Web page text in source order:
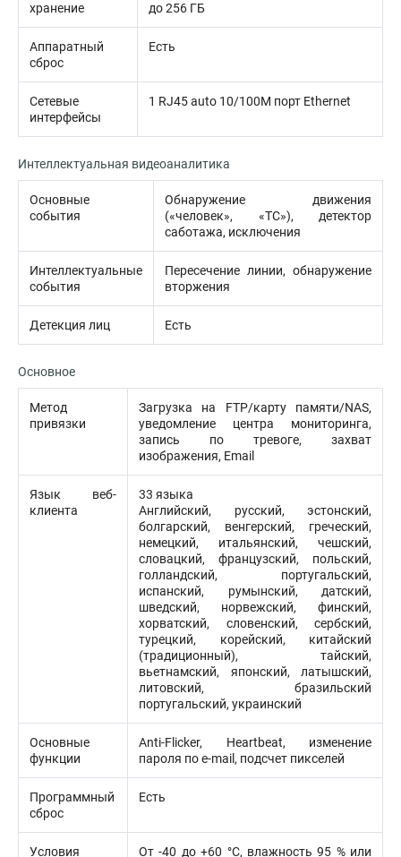
хранение
до 256 ГБ
Аппаратный
сброс
Есть
Сетевые
интерфейсы
1 RJ45 auto 10/100M порт Ethernet
Интеллектуальная видеоаналитика
Основные
события
Обнаружение движения
(«человек», «ТС»), детектор
саботажа, исключения
Интеллектуальные
события
Пересечение линии, обнаружение
вторжения
Детекция лиц Есть
Основное
Метод
привязки
Загрузка на FTP/карту памяти/NAS,
уведомление центра мониторинга,
запись по тревоге, захват
изображения, Email
Язык веб-
клиента
33 языка
Английский, русский, эстонский,
болгарский, венгерский, греческий,
немецкий, итальянский, чешский,
словацкий, французский, польский,
голландский, португальский,
испанский, румынский, датский,
шведский, норвежский, финский,
хорватский, словенский, сербский,
турецкий, корейский, китайский
(традиционный), тайский,
вьетнамский, японский, латышский,
литовский, бразильский
португальский, украинский
Основные
функции
Anti-Flicker, Heartbeat, изменение
пароля по e-mail, подсчет пикселей
Программный
сброс
Есть
Условия От -40 до +60 °C, влажность 95 % или